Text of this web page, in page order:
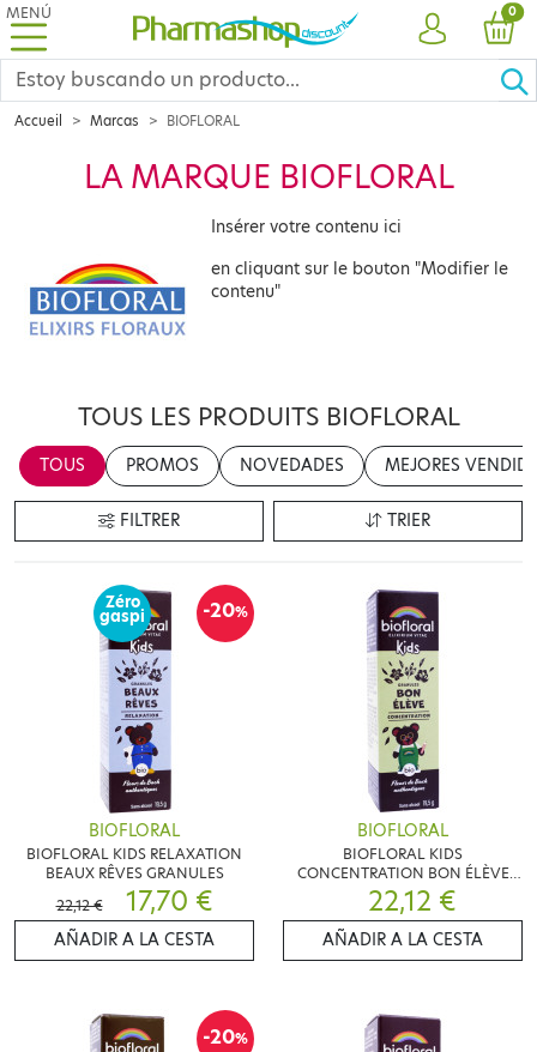
MENÚ
CUENTA
0
Accueil Marcas BIOFLORAL
LA MARQUE BIOFLORAL
Insérer votre contenu ici
en cliquant sur le bouton "Modifier le
contenu"
TOUS LES PRODUITS BIOFLORAL
TOUS PROMOS NOVEDADES MEJORES
FILTRER TRIER
-20%
Zéro
gaspi
BIOFLORAL
BIOFLORAL KIDS RELAXATION
BEAUX RÊVES GRANULES
22,12 €
17,70 €
AÑADIR A LA CESTA
BIOFLORAL
BIOFLORAL KIDS
CONCENTRATION BON ÉLÈVE
GRANULES
22,12 €
AÑADIR A LA CESTA
-20%